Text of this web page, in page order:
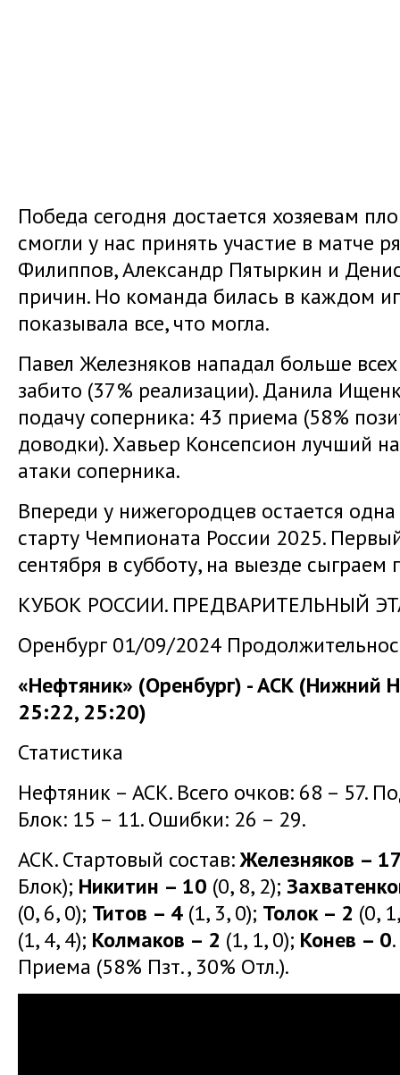
Победа сегодня достается хозяевам
смогли у нас принять участие в матче
Филиппов, Александр Пятыркин и
причин. Но команда билась в каждом
показывала все, что могла.
Павел Железняков нападал больше
забито (37% реализации). Данила
подачу соперника: 43 приема (58%
доводки). Хавьер Консепсион лучший
атаки соперника.
Впереди у нижегородцев остается
старту Чемпионата России 2025.
сентября в субботу, на выезде
КУБОК РОССИИ. ПРЕДВАРИТЕЛЬНЫЙ
Оренбург 01/09/2024
«Нефтяник» (Оренбург) - АСК (Нижний
25:22, 25:20)
Статистика
Нефтяник – АСК. Всего очков: 68 – 57.
Блок: 15 – 11. Ошибки: 26 – 29.
АСК. Стартовый состав:Железняков –
Блок); Никитин – 10 (0, 8, 2);
(0, 6, 0); Титов – 4 (1, 3, 0); Толок – 2 (0,
(1, 4, 4); Колмаков – 2 (1, 1, 0); Конев – 0
Приема (58% Пзт., 30% Отл.).